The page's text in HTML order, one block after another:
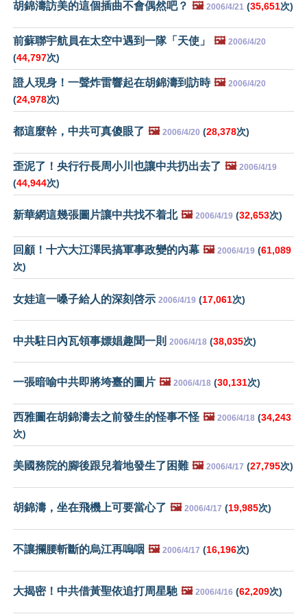
胡錦濤訪美的這個插曲不會偶然吧？ 🖼️ 2006/4/21 (35,651次)
前蘇聯宇航員在太空中遇到一隊「天使」 🖼️ 2006/4/20
(44,797次)
證人現身！一聲炸雷響起在胡錦濤到訪時 🖼️ 2006/4/20
(24,978次)
都這麼幹，中共可真傻眼了 🖼️ 2006/4/20 (28,378次)
歪泥了！央行行長周小川也讓中共扔出去了 🖼️ 2006/4/19
(44,944次)
新華網這幾張圖片讓中共找不着北 🖼️ 2006/4/19 (32,653次)
回顧！十六大江澤民搞軍事政變的內幕 🖼️ 2006/4/19 (61,089
次)
女娃這一嗓子給人的深刻啓示 2006/4/19 (17,061次)
中共駐日內瓦領事嫖娼趣聞一則 2006/4/18 (38,035次)
一張暗喻中共即將垮臺的圖片 🖼️ 2006/4/18 (30,131次)
西雅圖在胡錦濤去之前發生的怪事不怪 🖼️ 2006/4/18 (34,243
次)
美國務院的腳後跟兒着地發生了困難 🖼️ 2006/4/17 (27,795次)
胡錦濤，坐在飛機上可要當心了 🖼️ 2006/4/17 (19,985次)
不讓攔腰斬斷的烏江再嗚咽 🖼️ 2006/4/17 (16,196次)
大揭密！中共借黃聖依追打周星馳 🖼️ 2006/4/16 (62,209次)